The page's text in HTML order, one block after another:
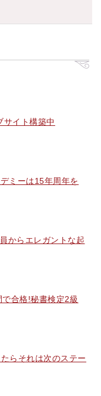
サイト構築中
ミーは15年周年を
からエレガントな起
で合格!秘書検定2級
らそれは次のステー